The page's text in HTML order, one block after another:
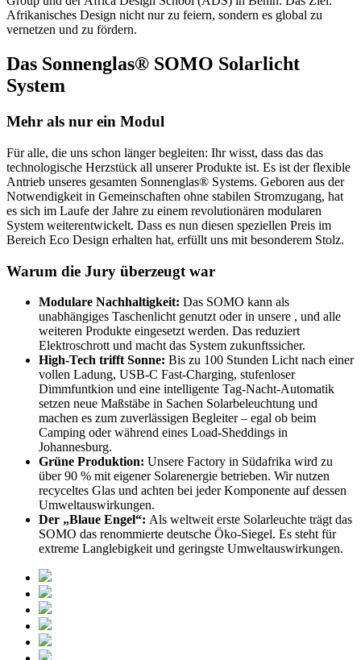
Afrikanisches Design nicht nur zu feiern, sondern es global zu
vernetzen und zu fördern.
Das Sonnenglas® SOMO Solarlicht
System
Mehr als nur ein Modul
Für alle, die uns schon länger begleiten: Ihr wisst, dass das das
technologische Herzstück all unserer Produkte ist. Es ist der flexible
Antrieb unseres gesamten Sonnenglas® Systems. Geboren aus der
Notwendigkeit in Gemeinschaften ohne stabilen Stromzugang, hat
es sich im Laufe der Jahre zu einem revolutionären modularen
System weiterentwickelt. Dass es nun diesen speziellen Preis im
Bereich Eco Design erhalten hat, erfüllt uns mit besonderem Stolz.
Warum die Jury überzeugt war
Modulare Nachhaltigkeit: Das SOMO kann als
unabhängiges Taschenlicht genutzt oder in unsere , und alle
weiteren Produkte eingesetzt werden. Das reduziert
Elektroschrott und macht das System zukunftssicher.
High-Tech trifft Sonne: Bis zu 100 Stunden Licht nach einer
vollen Ladung, USB-C Fast-Charging, stufenloser
Dimmfuntkion und eine intelligente Tag-Nacht-Automatik
setzen neue Maßstäbe in Sachen Solarbeleuchtung und
machen es zum zuverlässigen Begleiter – egal ob beim
Camping oder während eines Load-Sheddings in
Johannesburg.
Grüne Produktion: Unsere Factory in Südafrika wird zu
über 90 % mit eigener Solarenergie betrieben. Wir nutzen
recyceltes Glas und achten bei jeder Komponente auf dessen
Umweltauswirkungen.
Der „Blaue Engel“: Als weltweit erste Solarleuchte trägt das
SOMO das renommierte deutsche Öko-Siegel. Es steht für
extreme Langlebigkeit und geringste Umweltauswirkungen.